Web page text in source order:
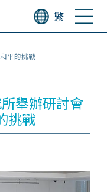
繁
平的挑戰
舉辦研討會
挑戰